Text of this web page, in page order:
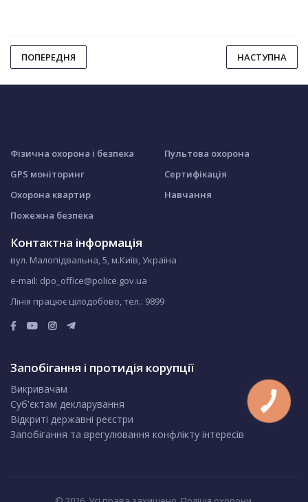
ПОПЕРЕДНЯ НАСТУПНА
Фізична охорона і безпека
GPS моніторинг
Охорона квартир
Пожежна безпека
Пультова охорона
Сертифікація
Навчання
Контактна інформація
вул. Малопідвальна, 5, м.Київ, Україна
e-mail: dpo_office@police.gov.ua
Лінія працює цілодобово, тел.: 9899
Запобігання і протидія корупції
Викривачам
Суб'єктам декларування
Відкриті державні реєстри
Запобігання та врегулювання конфлікту інтересів